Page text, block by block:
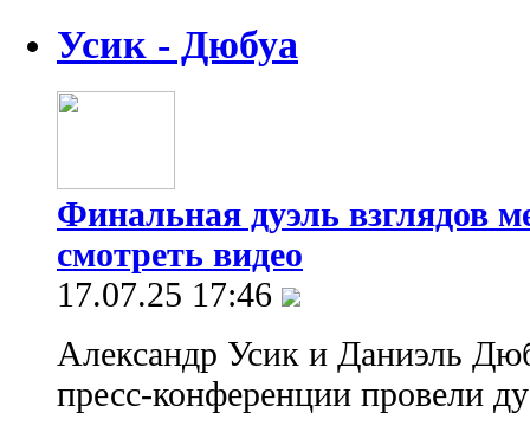
Усик - Дюбуа
Финальная дуэль взглядов
смотреть видео
17.07.25 17:46
Александр Усик и Даниэль
пресс-конференции провели